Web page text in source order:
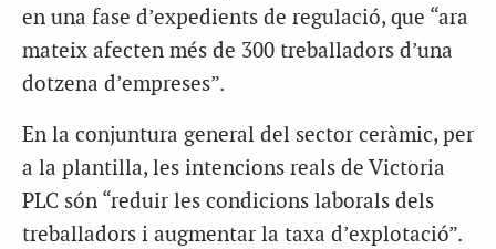
en una fase d’expedients de regulació, que “ara
mateix afecten més de 300 treballadors d’una
dotzena d’empreses”.
En la conjuntura general del sector ceràmic, per
a la plantilla, les intencions reals de Victoria
PLC són “reduir les condicions laborals dels
treballadors i augmentar la taxa d’explotació”.